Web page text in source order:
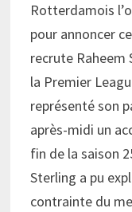
Rotterdamois
pour annoncer
recrute Raheem
la Premier
représenté son
après-midi un
fin de la saison
Sterling a pu
contrainte du